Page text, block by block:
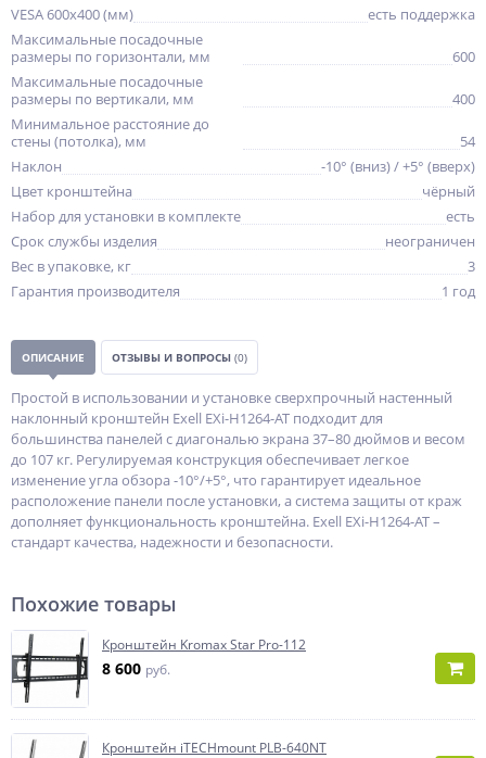
VESA 600x400 (мм)
есть поддержка
Максимальные посадочные
размеры по горизонтали, мм
600
Максимальные посадочные
размеры по вертикали, мм
400
Минимальное расстояние до
стены (потолка), мм
54
Наклон
-10° (вниз) / +5° (вверх)
Цвет кронштейна
чёрный
Набор для установки в комплекте
есть
Срок службы изделия
неограничен
Вес в упаковке, кг
3
Гарантия производителя
1 год
ОПИСАНИЕ ОТЗЫВЫ И ВОПРОСЫ (0)
Простой в использовании и установке сверхпрочный настенный
наклонный кронштейн Exell EXi-H1264-AT подходит для
большинства панелей с диагональю экрана 37–80 дюймов и весом
до 107 кг. Регулируемая конструкция обеспечивает легкое
изменение угла обзора -10°/+5°, что гарантирует идеальное
расположение панели после установки, а система защиты от краж
дополняет функциональность кронштейна. Exell EXi-H1264-AT –
стандарт качества, надежности и безопасности.
Похожие товары
Кронштейн Kromax Star Pro-112
8 600 руб.
Кронштейн iTECHmount PLB-640NT